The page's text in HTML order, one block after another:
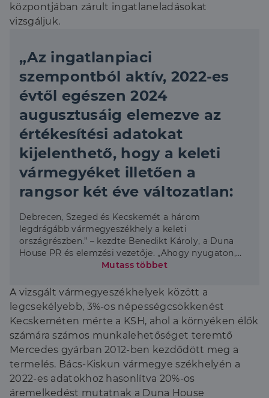
központjában zárult ingatlaneladásokat
vizsgáljuk.
„Az ingatlanpiaci
szempontból aktív, 2022-es
évtől egészen 2024
augusztusáig elemezve az
értékesítési adatokat
kijelenthető, hogy a keleti
vármegyéket illetően a
rangsor két éve változatlan:
Debrecen, Szeged és Kecskemét a három
legdrágább vármegyeszékhely a keleti
országrészben.” – kezdte Benedikt Károly, a Duna
House PR és elemzési vezetője. „Ahogy nyugaton,
úgy keleten is keresettek a nagyvárosok körüli
található összes vármegyeszékhely veszített
népességéből a 2011-es adatokhoz mérten. A
négyzetméterárakban csúcstartó, három
legköltségesebb város népességének változása 3-
5,5% közé tehető, míg Eger, Salgótarján vagy
Miskolc 12% felett vesztett lakosságából.” – tette
hozzá a szakértő.
Mutass többet
A vizsgált vármegyeszékhelyek között a
legcsekélyebb, 3%-os népességcsökkenést
Kecskeméten mérte a KSH, ahol a környéken élők
számára számos munkalehetőséget teremtő
Mercedes gyárban 2012-ben kezdődött meg a
termelés. Bács-Kiskun vármegye székhelyén a
2022-es adatokhoz hasonlítva 20%-os
áremelkedést mutatnak a Duna House